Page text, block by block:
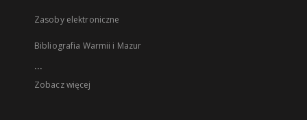
Zasoby elektroniczne
Bibliografia Warmii i Mazur
...
Zobacz więcej